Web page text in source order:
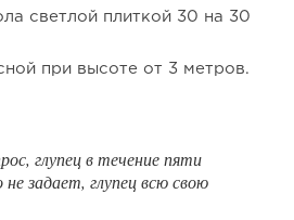
0
светлой плиткой 30 на 30
при высоте от 3 метров.
глупец в течение пяти
задает, глупец всю свою